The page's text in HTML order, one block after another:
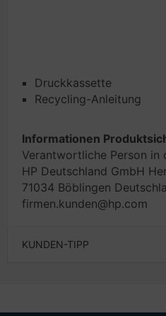
Druckkassette
Recycling-Anleitung
Informationen
Verantwortliche Person in
HP Deutschland GmbH
71034 Böblingen
firmen.kunden@hp.com
KUNDEN-TIPP